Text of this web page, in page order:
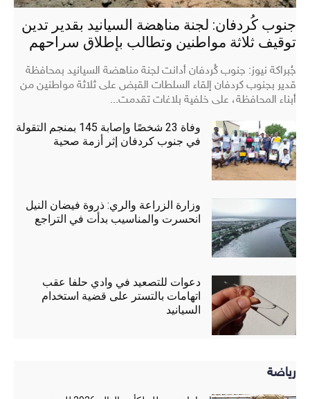
جنوب كُردفان: لجنة مناهضة السيانيد بقدير تدين
توقيف ثلاثة مواطنين وتطالب بإطلاق سراحهم
جُبراكة نيوز: جنوب كُردفان أدانت لجنة مناهضة السيانيد بمحافظة
قدير بجنوب كردفان إلقاء السلطات القبض على ثلاثة مواطنين من
أبناء المحافظة، على خلفية بلاغات تقدمت...
وفاة 23 شخصًا وإصابة 145 بمنجم التقولة
في جنوب كردفان إثر أزمة صحية
وزارة الزراعة والري: ذروة فيضان النيل
انحسرت والمناسيب بدأت في التراجع
دعوات للتصعيد في وادي حلفا عقب
اتهامات بالتستر على قضية استخدام
السيانيد
رياضة